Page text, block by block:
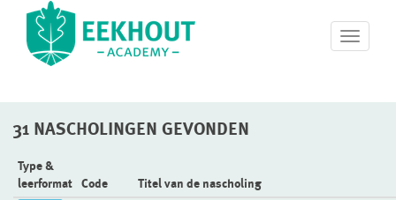
T
o
31 NASCHOLINGEN GEVONDEN
Type &
leerformat
Code Titel van de nascholing